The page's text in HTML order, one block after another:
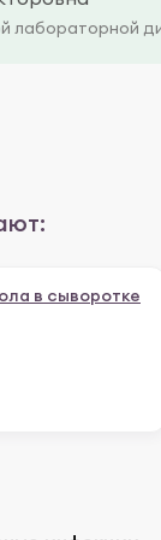
лабораторной
в сыворотке